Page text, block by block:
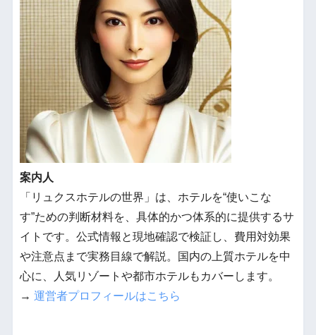
案内人
「リュクスホテルの世界」は、ホテルを“使いこな
す”ための判断材料を、具体的かつ体系的に提供するサ
イトです。公式情報と現地確認で検証し、費用対効果
や注意点まで実務目線で解説。国内の上質ホテルを中
心に、人気リゾートや都市ホテルもカバーします。
→ 運営者プロフィールはこちら